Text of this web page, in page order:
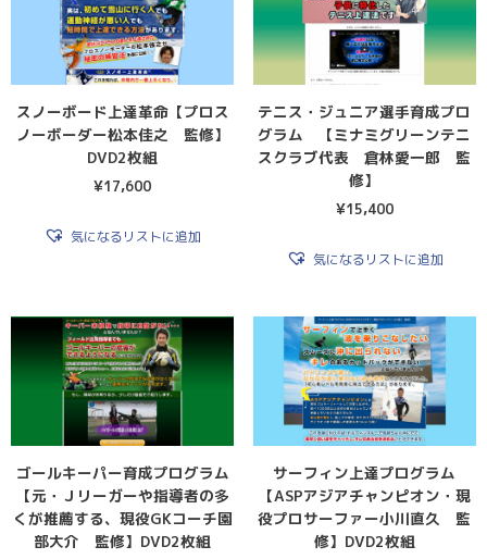
スノーボード上達革命【プロス
ノーボーダー松本佳之 監修】
DVD2枚組
¥17,600
気になるリストに追加
テニス・ジュニア選手育成プロ
グラム 【ミナミグリーンテニ
スクラブ代表 倉林愛一郎 監
修】
¥15,400
気になるリストに追加
ゴールキーパー育成プログラム
【元・Ｊリーガーや指導者の多
くが推薦する、現役GKコーチ園
部大介 監修】DVD2枚組
サーフィン上達プログラム
【ASPアジアチャンピオン・現
役プロサーファー小川直久 監
修】DVD2枚組